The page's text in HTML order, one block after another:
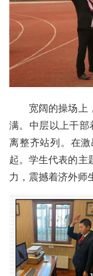
宽阔的操场上，
满。中层以上干部
离整齐站列。在
起。学生代表的主
力，震撼着济外师